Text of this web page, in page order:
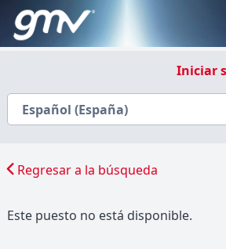
Iniciar
Regresar a la búsqueda
Este puesto no está disponible.